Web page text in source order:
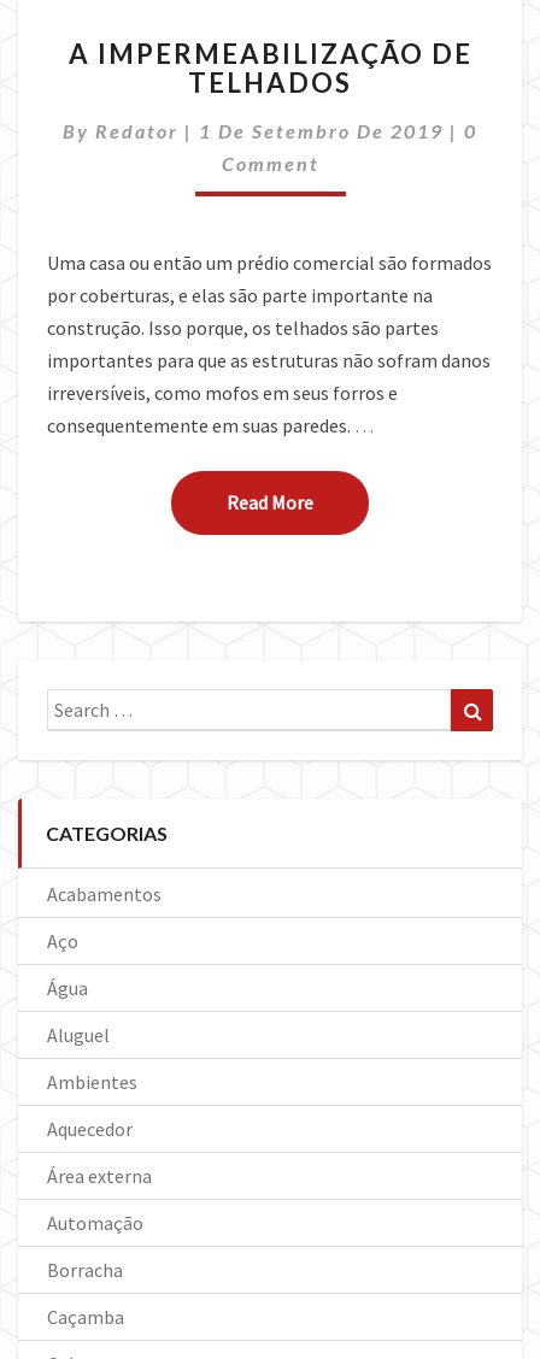
IMPERMEABILIZAÇÃO
DE
A IMPERMEABILIZAÇÃO DE
TELHADOS
By Redator | 1 De Setembro De 2019 | 0
Comment
Uma casa ou então um prédio comercial são formados
por coberturas, e elas são parte importante na
construção. Isso porque, os telhados são partes
importantes para que as estruturas não sofram danos
irreversíveis, como mofos em seus forros e
consequentemente em suas paredes. …
Read MoreRead More
Search
for:
CATEGORIAS
Acabamentos
Aço
Água
Aluguel
Ambientes
Aquecedor
Área externa
Automação
Borracha
Caçamba